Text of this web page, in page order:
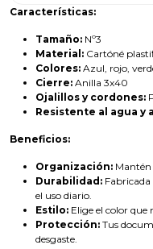
Características:
Tamaño: Nº3
Material: Cartóné
Colores: Azul, rojo,
Cierre: Anilla 3x40
Ojalillos y cordones:
Resistente al agua y
Beneficios:
Organización: Mantén
Durabilidad:
el uso diario.
Estilo: Elige el color que
Protección: Tus
desgaste.